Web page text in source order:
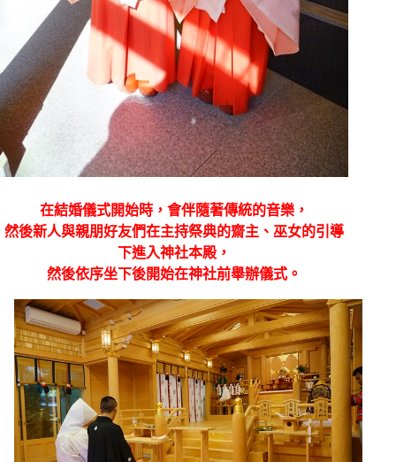
在結婚儀式開始時，會伴隨著傳統的音樂，
然後新人與親朋好友們在主持祭典的齋主、巫女的引導
下進入神社本殿，
然後依序坐下後開始在神社前舉辦儀式。